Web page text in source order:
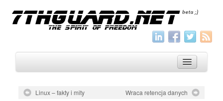
Linux – fakty i mity Wraca retencja danych